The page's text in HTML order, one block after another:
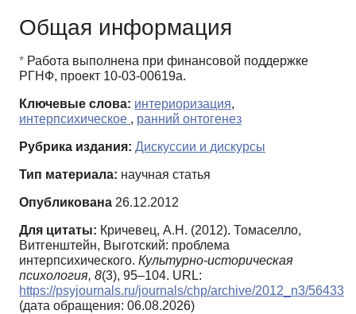
Общая информация
* Работа выполнена при финансовой поддержке
РГНФ, проект 10-03-00619а.
Ключевые слова: интериоризация,
интерпсихическое , ранний онтогенез
Рубрика издания: Дискуссии и дискурсы
Тип материала: научная статья
Опубликована 26.12.2012
Для цитаты: Кричевец, А.Н. (2012). Томаселло,
Витгенштейн, Выготский: проблема
интерпсихического. Культурно-историческая
психология, 8(3), 95–104. URL:
https://psyjournals.ru/journals/chp/archive/2012_n3/56433
(дата обращения: 06.08.2026)